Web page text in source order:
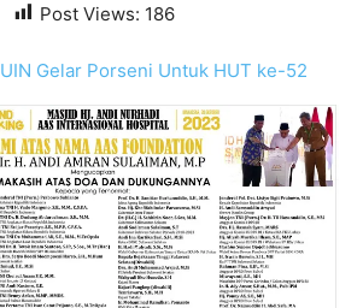
Post Views: 186
UIN Gelar Porseni Untuk HUT ke-52